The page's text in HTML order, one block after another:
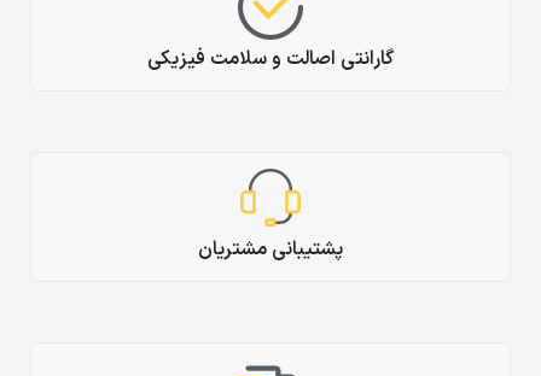
گارانتی اصالت و سلامت فیزیکی
پشتیبانی مشتریان